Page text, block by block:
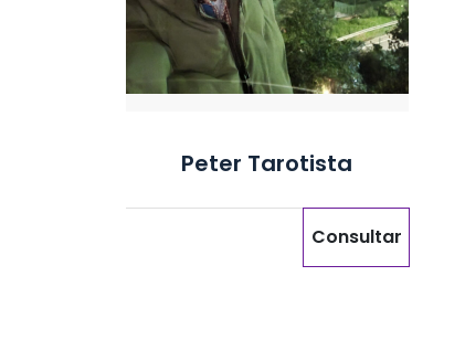
Peter Tarotista
Consultar